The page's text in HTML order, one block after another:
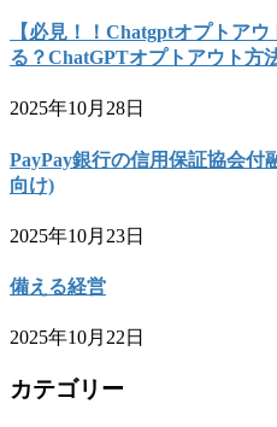
【必見！！Chatgptオプトア
る？ChatGPTオプトアウト方
2025年10月28日
PayPay銀行の信用保証協会付
向け)
2025年10月23日
備える経営
2025年10月22日
カテゴリー